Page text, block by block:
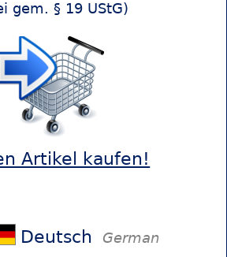
gem. § 19 UStG)
Artikel kaufen!
Deutsch German